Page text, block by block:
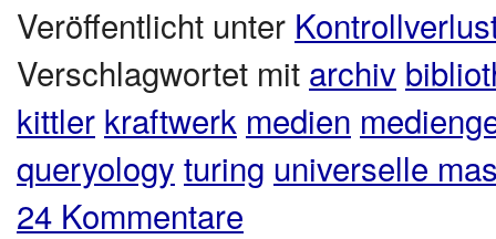
Veröffentlicht unter
Verschlagwortet mit archiv
kittler kraftwerk medien
queryology turing universelle
24 Kommentare